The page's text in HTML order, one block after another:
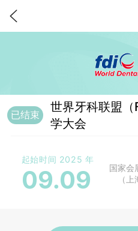
已结束
世界牙科联盟
学大会
起始时间 2025 年
09.09
国家会
（上